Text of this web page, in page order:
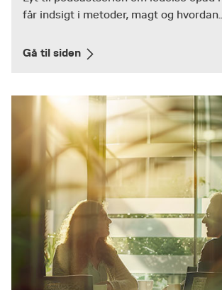
får indsigt i metoder, magt og
Gå til siden